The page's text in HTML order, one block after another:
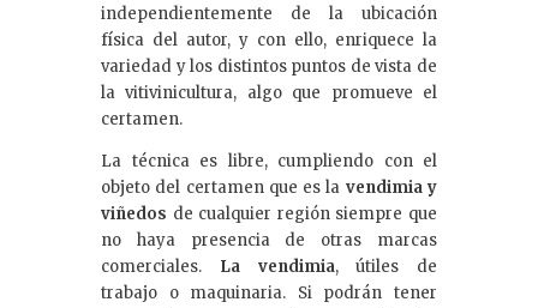
independientemente de la ubicación
física del autor, y con ello, enriquece la
variedad y los distintos puntos de vista de
la vitivinicultura, algo que promueve el
certamen.
La técnica es libre, cumpliendo con el
objeto del certamen que es la vendimia y
viñedos de cualquier región siempre que
no haya presencia de otras marcas
comerciales. La vendimia, útiles de
trabajo o maquinaria. Si podrán tener